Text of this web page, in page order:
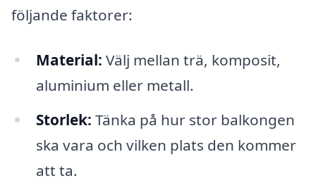
följande faktorer:
Material: Välj mellan trä, komposit,
aluminium eller metall.
Storlek: Tänka på hur stor balkongen
ska vara och vilken plats den kommer
att ta.